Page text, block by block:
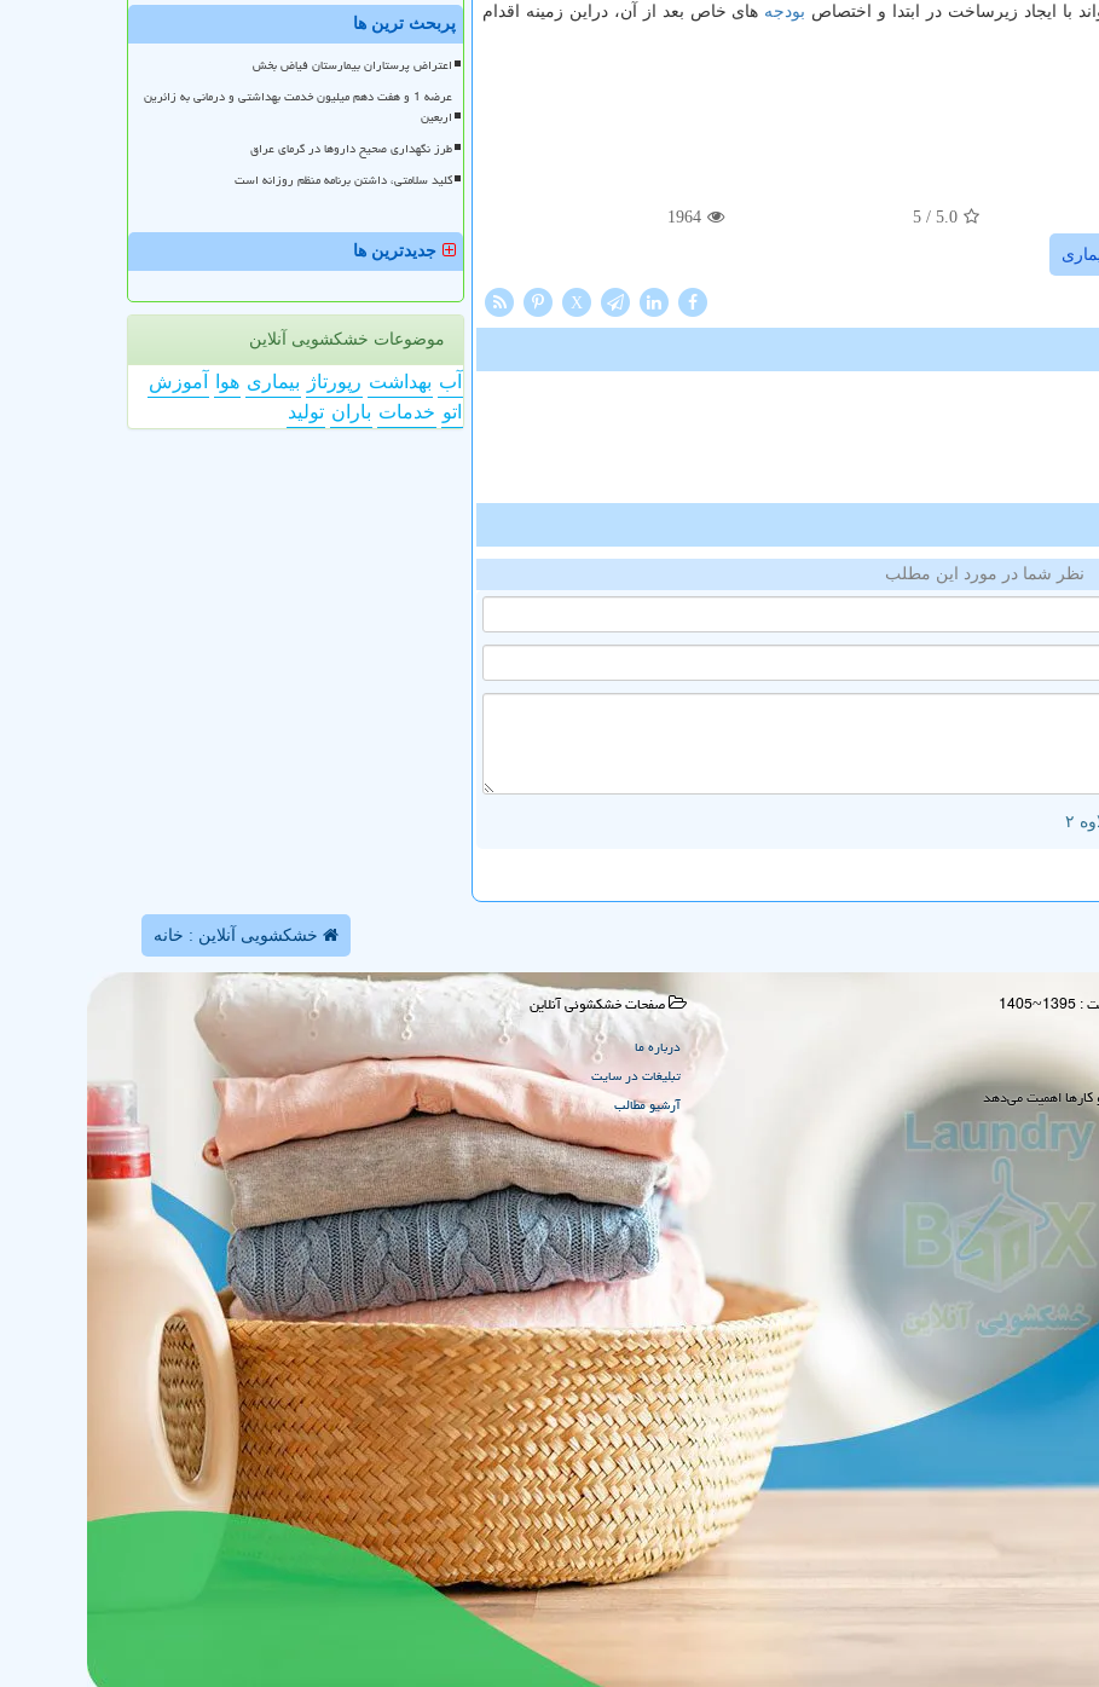
ایجاد زیرساخت در ابتدا و اختصاص بودجه های خاص بعد از آن، دراین زمینه اقدام
5.0
/ 5
1964
X
نظر شما در مورد این مطلب
پربحث ترین ها
اعتراض پرستاران بیمارستان فیاض بخش
عرضه 1 و هفت دهم میلیون خدمت بهداشتی و درمانی به زائرین
اربعین
طرز نگهداری صحیح داروها در گرمای عراق
کلید سلامتی، داشتن برنامه منظم روزانه است
جدیدترین ها
موضوعات خشکشویی آنلاین
آب بهداشت رپورتاژ بیماری هوا
آموزش
اتو خدمات باران تولید
خشکشویی آنلاین : خانه
کارها اهمیت می‌دهد
صفحات خشكشوئی آنلاین
درباره ما
تبلیغات در سایت
آرشیو مطالب